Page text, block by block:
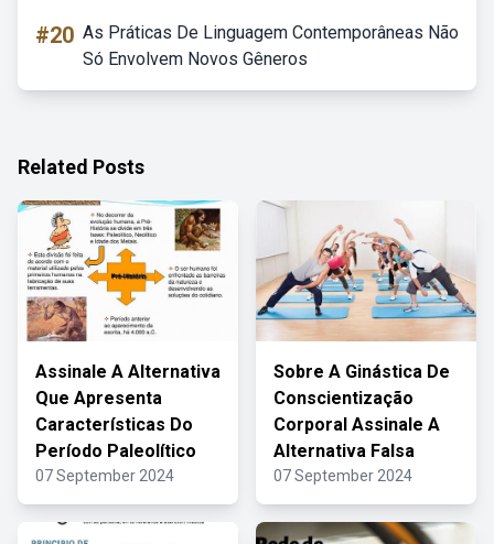
#20 As Práticas De Linguagem Contemporâneas Não
Só Envolvem Novos Gêneros
Related Posts
Assinale A Alternativa
Que Apresenta
Características Do
Período Paleolítico
07 September 2024
Sobre A Ginástica De
Conscientização
Corporal Assinale A
Alternativa Falsa
07 September 2024